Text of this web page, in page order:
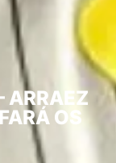
ARRAEZ
OS